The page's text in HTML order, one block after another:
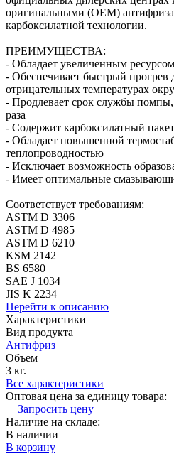
оригинальными (OEM)
карбоксилатной технологии.
ПРЕИМУЩЕСТВА:
- Обладает увеличенным
- Обеспечивает быстрый прогрев
отрицательных температурах
- Продлевает срок службы помпы,
раза
- Содержит карбоксилатный
- Обладает повышенной
теплопроводностью
- Исключает возможность
- Имеет оптимальные
Соответствует требованиям:
ASTM D 3306
ASTM D 4985
ASTM D 6210
KSM 2142
BS 6580
SAE J 1034
JIS K 2234
Перейти к описанию
Характеристики
Вид продукта
Антифриз
Объем
3 кг.
Все характеристики
Оптовая цена за единицу товара:
Запросить цену
Наличие на складе:
В наличии
В корзину